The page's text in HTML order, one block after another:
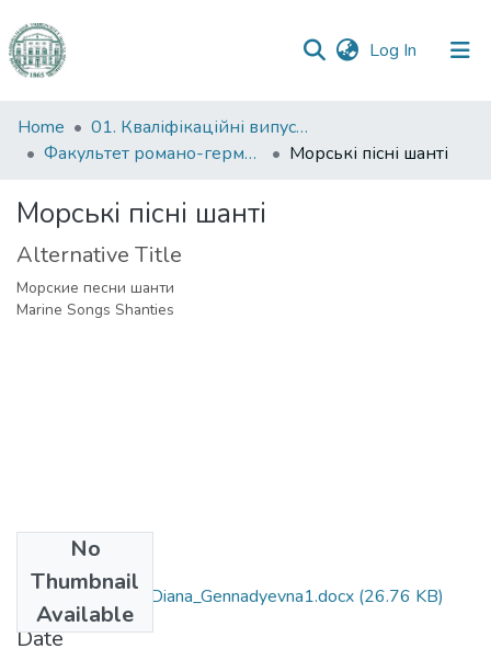
Log In (current)
Communities
&
All of DSpace
Statistics
Home
01. Кваліфікаційні випускні роботи здобувачів вищої освіти
Факультет романо-германської філології
Морські пісні шанті
Морські пісні шанті
Alternative Title
Морские песни шанти
Marine Songs Shanties
No
Thumbnail
Available
6.020303_Zhuk_Diana_Gennadyevna1.docx (26.76 KB)
Date